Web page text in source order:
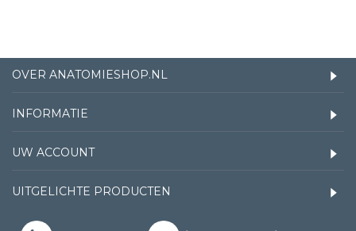
OVER ANATOMIESHOP.NL
INFORMATIE
UW ACCOUNT
UITGELICHTE PRODUCTEN